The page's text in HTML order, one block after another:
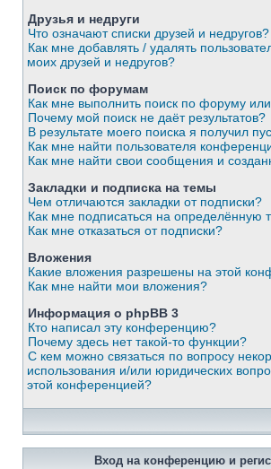
Друзья и недруги
Что означают списки друзей и недругов?
Как мне добавлять / удалять
моих друзей и недругов?
Поиск по форумам
Как мне выполнить поиск по форуму
Почему мой поиск не даёт результатов?
В результате моего поиска я получил
Как мне найти пользователя
Как мне найти свои сообщения и
Закладки и подписка на темы
Чем отличаются закладки от подписки?
Как мне подписаться на определённую
Как мне отказаться от подписки?
Вложения
Какие вложения разрешены на этой
Как мне найти мои вложения?
Информация о phpBB 3
Кто написал эту конференцию?
Почему здесь нет такой-то функции?
С кем можно связаться по вопросу
использования и/или юридических
этой конференцией?
Вход на конференцию и